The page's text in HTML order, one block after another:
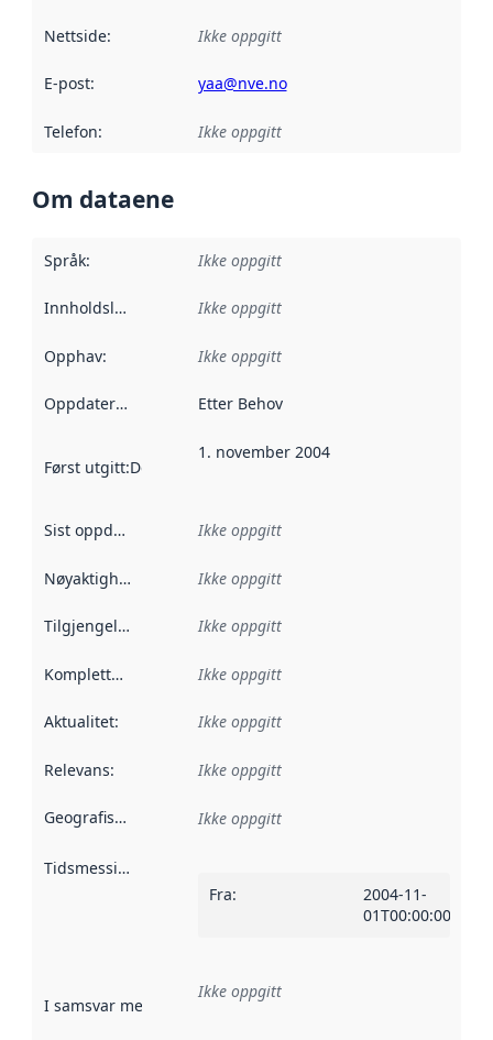
Nettside: Ikke oppgitt
E-post: yaa@nve.no
Telefon: Ikke oppgitt
Om dataene
Språk: Ikke oppgitt
Innholdsleverandører :
Ikke oppgitt
Opphav: Ikke oppgitt
Oppdateringsfrekvens :
Etter Behov
Først utgitt:Denne datoen sier når dataene i dette
1. november 2004
Sist oppdatert Ikke oppgitt
Nøyaktighet Ikke oppgitt
Tilgjengelighet Ikke oppgitt
Kompletthet Ikke oppgitt
Aktualitet: Ikke oppgitt
Relevans: Ikke oppgitt
Geografisk avgrensning :
Ikke oppgitt
Tidsmessig avgrensning
Fra:
2004-11-
01T00:00:00Z
I samsvar med Referanse til en implementasjonsregel
Ikke oppgitt